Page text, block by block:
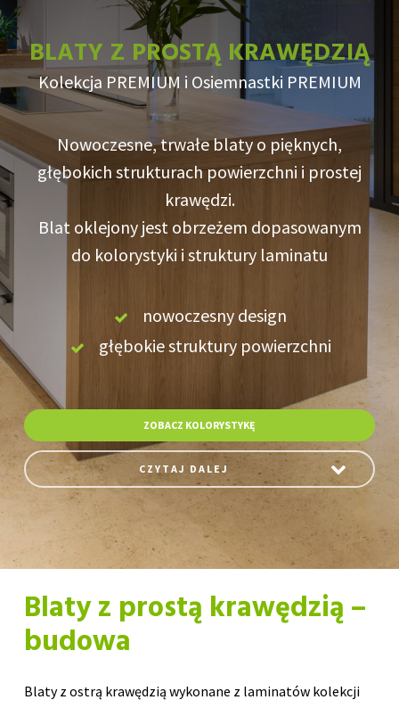
BLATY Z PROSTĄ KRAWĘDZIĄ
Kolekcja PREMIUM i Osiemnastki PREMIUM
Nowoczesne, trwałe blaty o pięknych,
głębokich strukturach powierzchni i prostej
krawędzi.
Blat oklejony jest obrzeżem dopasowanym
do kolorystyki i struktury laminatu
nowoczesny design
głębokie struktury powierzchni
ZOBACZ KOLORYSTYKĘ
CZYTAJ DALEJ
Blaty z prostą krawędzią –
budowa
Blaty z ostrą krawędzią wykonane z laminatów kolekcji